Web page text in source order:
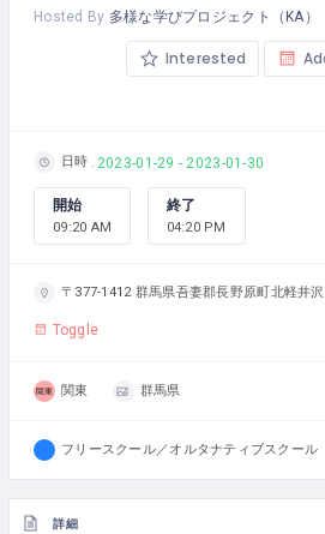
Hosted By 多様な学びプロジェクト（KA）
Interested
日時 2023-01-29 - 2023-01-30
開始
09:20 AM
終了
04:20 PM
〒377-1412 群馬県吾妻郡長野原町北軽井
Toggle
関東 群馬県
フリースクール／オルタナティブスクール
詳細